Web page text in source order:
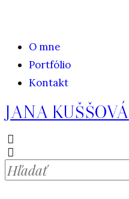
O mne
Portfólio
Kontakt
JANA KUŠŠOVÁ